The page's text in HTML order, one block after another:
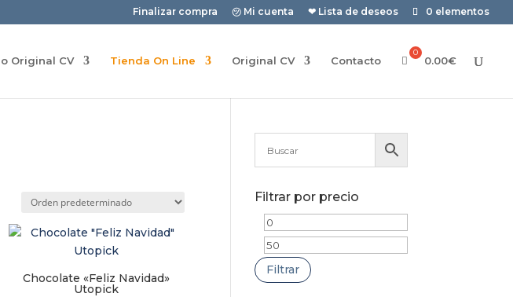
Finalizar compra ㋡ Mi cuenta ❤ Lista de deseos 0 elementos
Original CV Tienda On Line Original CV Contacto 0.00€
Chocolate «Feliz Navidad»
Utopick
Filtrar por precio
Precio
mínimo
Filtrar